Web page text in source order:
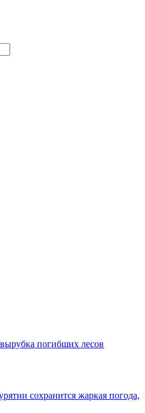
погибших лесов
сохранится жаркая погода,